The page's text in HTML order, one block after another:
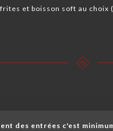
et boisson soft au choix
des entrées c'est